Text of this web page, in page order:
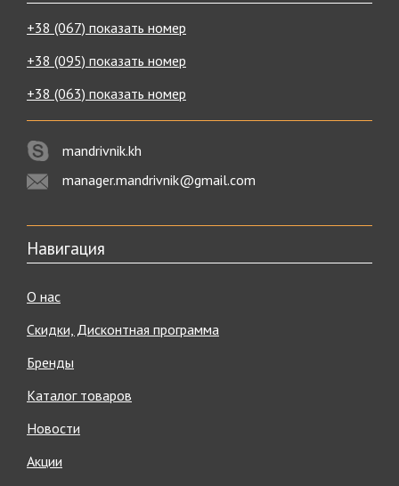
+38 (067) показать номер
+38 (095) показать номер
+38 (063) показать номер
mandrivnik.kh
manager.mandrivnik@gmail.com
Навигация
О нас
Скидки, Дисконтная программа
Бренды
Каталог товаров
Новости
Акции